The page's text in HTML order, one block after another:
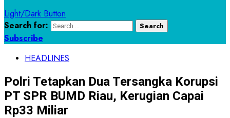
Light/Dark Button
Search for:
Subscribe
HEADLINES
Polri Tetapkan Dua Tersangka Korupsi
PT SPR BUMD Riau, Kerugian Capai
Rp33 Miliar